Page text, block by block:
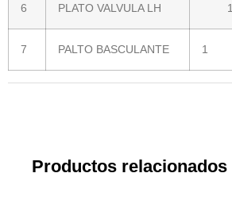
6 PLATO VALVULA LH 1
7 PALTO BASCULANTE 1
Productos relacionados